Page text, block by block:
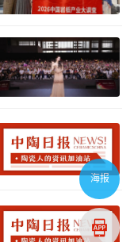
海报